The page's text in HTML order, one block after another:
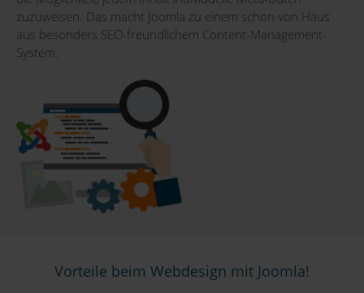
zuzuweisen. Das macht Joomla zu einem schon von Haus
aus besonders SEO-freundlichem Content-Management-
System.
Vorteile beim Webdesign mit Joomla!